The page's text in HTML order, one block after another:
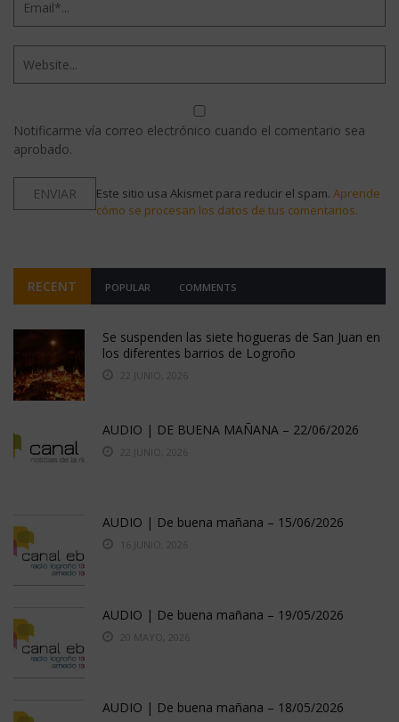
Notificarme vía correo electrónico cuando el comentario sea
aprobado.
Este sitio usa Akismet para reducir el spam. Aprende
cómo se procesan los datos de tus comentarios.
RECENT POPULAR COMMENTS
Se suspenden las siete hogueras de San Juan en
los diferentes barrios de Logroño
22 JUNIO, 2026
AUDIO | DE BUENA MAÑANA – 22/06/2026
22 JUNIO, 2026
AUDIO | De buena mañana – 15/06/2026
16 JUNIO, 2026
AUDIO | De buena mañana – 19/05/2026
20 MAYO, 2026
AUDIO | De buena mañana – 18/05/2026